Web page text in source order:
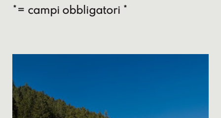
*= campi obbligatori